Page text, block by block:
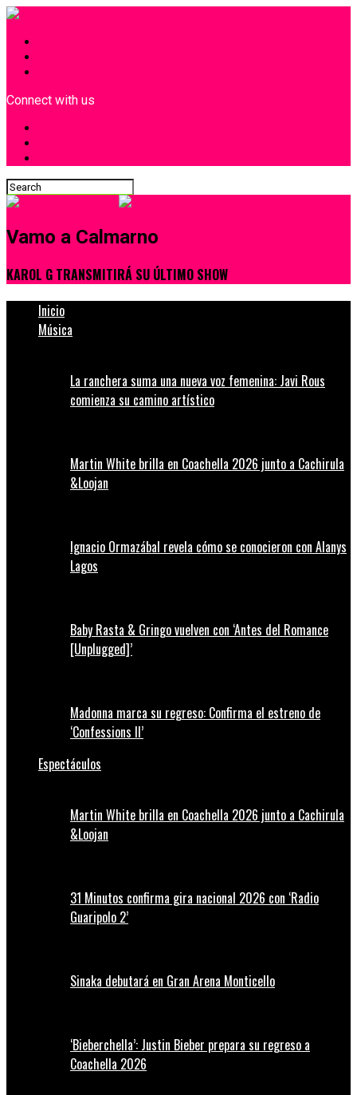
Connect with us
Vamo a Calmarno
KAROL G TRANSMITIRÁ SU ÚLTIMO SHOW
Inicio
Música
La ranchera suma una nueva voz femenina: Javi Rous
comienza su camino artístico
Martin White brilla en Coachella 2026 junto a Cachirula
&Loojan
Ignacio Ormazábal revela cómo se conocieron con Alanys
Lagos
Baby Rasta & Gringo vuelven con ‘Antes del Romance
[Unplugged]’
Madonna marca su regreso: Confirma el estreno de
‘Confessions II’
Espectáculos
Martin White brilla en Coachella 2026 junto a Cachirula
&Loojan
31 Minutos confirma gira nacional 2026 con ‘Radio
Guaripolo 2’
Sinaka debutará en Gran Arena Monticello
‘Bieberchella’: Justin Bieber prepara su regreso a
Coachella 2026